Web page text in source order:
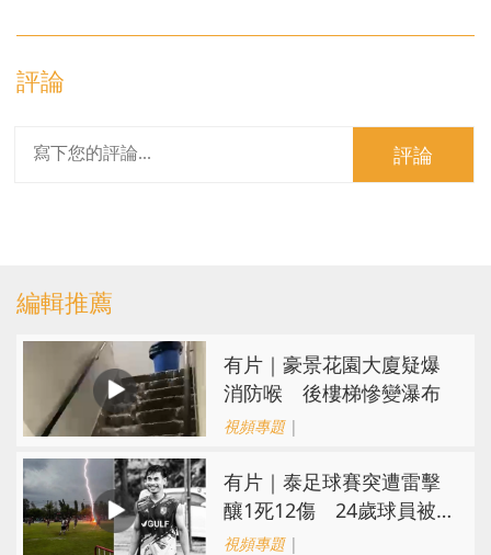
評論
評論
編輯推薦
有片｜豪景花園大廈疑爆
消防喉 後樓梯慘變瀑布
視頻專題|
有片｜泰足球賽突遭雷擊
釀1死12傷 24歲球員被
閃電劈中亡
視頻專題|